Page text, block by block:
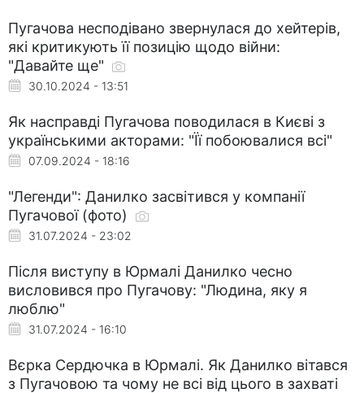
Пугачова несподівано звернулася до хейтерів,
які критикують її позицію щодо війни:
"Давайте ще"
30.10.2024 - 13:51
Як насправді Пугачова поводилася в Києві з
українськими акторами: "Її побоювалися всі"
07.09.2024 - 18:16
"Легенди": Данилко засвітився у компанії
Пугачової (фото)
31.07.2024 - 23:02
Після виступу в Юрмалі Данилко чесно
висловився про Пугачову: "Людина, яку я
люблю"
31.07.2024 - 16:10
Вєрка Сердючка в Юрмалі. Як Данилко вітався
з Пугачовою та чому не всі від цього в захваті